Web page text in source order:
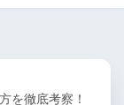
を徹底考察！